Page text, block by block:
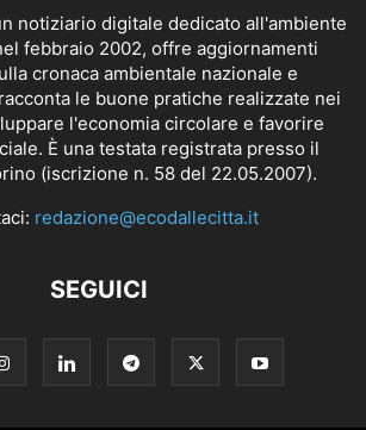
notiziario digitale dedicato all'ambiente
febbraio 2002, offre aggiornamenti
cronaca ambientale nazionale e
le buone pratiche realizzate nei
l'economia circolare e favorire
È una testata registrata presso il
(iscrizione n. 58 del 22.05.2007).
redazione@ecodallecitta.it
SEGUICI